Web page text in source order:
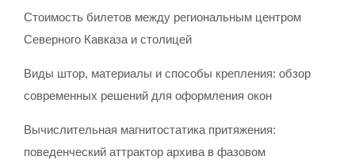
Стоимость билетов между региональным центром
Северного Кавказа и столицей
Виды штор, материалы и способы крепления: обзор
современных решений для оформления окон
Вычислительная магнитостатика притяжения:
поведенческий аттрактор архива в фазовом